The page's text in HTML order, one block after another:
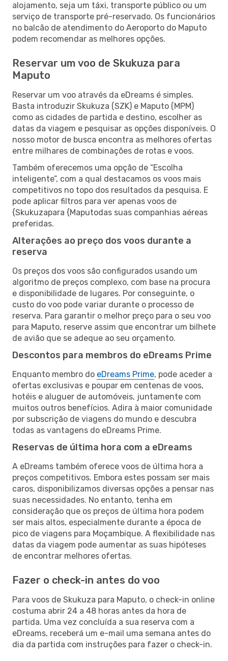
alojamento, seja um táxi, transporte público ou um
serviço de transporte pré-reservado. Os funcionários
no balcão de atendimento do Aeroporto do Maputo
podem recomendar as melhores opções.
Reservar um voo de Skukuza para
Maputo
Reservar um voo através da eDreams é simples.
Basta introduzir Skukuza (SZK) e Maputo (MPM)
como as cidades de partida e destino, escolher as
datas da viagem e pesquisar as opções disponíveis. O
nosso motor de busca encontra as melhores ofertas
entre milhares de combinações de rotas e voos.
Também oferecemos uma opção de “Escolha
inteligente”, com a qual destacamos os voos mais
competitivos no topo dos resultados da pesquisa. E
pode aplicar filtros para ver apenas voos de
{Skukuzapara {Maputodas suas companhias aéreas
preferidas.
Alterações ao preço dos voos durante a
reserva
Os preços dos voos são configurados usando um
algoritmo de preços complexo, com base na procura
e disponibilidade de lugares. Por conseguinte, o
custo do voo pode variar durante o processo de
reserva. Para garantir o melhor preço para o seu voo
para Maputo, reserve assim que encontrar um bilhete
de avião que se adeque ao seu orçamento.
Descontos para membros do eDreams Prime
Enquanto membro do eDreams Prime, pode aceder a
ofertas exclusivas e poupar em centenas de voos,
hotéis e aluguer de automóveis, juntamente com
muitos outros benefícios. Adira à maior comunidade
por subscrição de viagens do mundo e descubra
todas as vantagens do eDreams Prime.
Reservas de última hora com a eDreams
A eDreams também oferece voos de última hora a
preços competitivos. Embora estes possam ser mais
caros, disponibilizamos diversas opções a pensar nas
suas necessidades. No entanto, tenha em
consideração que os preços de última hora podem
ser mais altos, especialmente durante a época de
pico de viagens para Moçambique. A flexibilidade nas
datas da viagem pode aumentar as suas hipóteses
de encontrar melhores ofertas.
Fazer o check-in antes do voo
Para voos de Skukuza para Maputo, o check-in online
costuma abrir 24 a 48 horas antes da hora de
partida. Uma vez concluída a sua reserva com a
eDreams, receberá um e-mail uma semana antes do
dia da partida com instruções para fazer o check-in.